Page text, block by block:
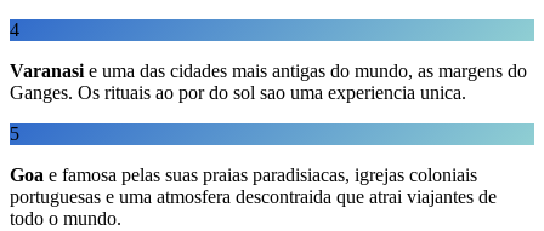
4
Varanasi e uma das cidades mais antigas do mundo, as margens do
Ganges. Os rituais ao por do sol sao uma experiencia unica.
5
Goa e famosa pelas suas praias paradisiacas, igrejas coloniais
portuguesas e uma atmosfera descontraida que atrai viajantes de
todo o mundo.